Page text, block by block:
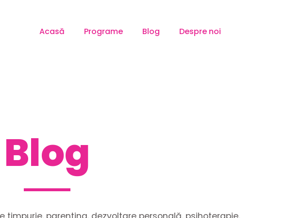
Acasă Programe Blog Despre noi
Blog